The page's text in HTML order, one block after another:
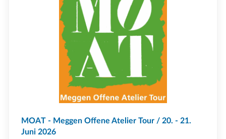
MOAT - Meggen Offene Atelier Tour / 20. - 21.
Juni 2026